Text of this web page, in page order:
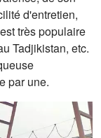
d'entretien,
est très populaire
Tadjikistan, etc.
par une.